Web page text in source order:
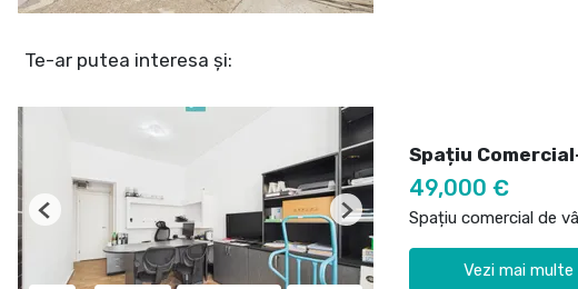
Te-ar putea interesa și:
Previous Next
Spațiu
49,000 €
Spațiu comercial de
Vezi mai